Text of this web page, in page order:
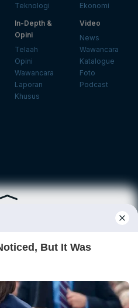
Teknologi
Ekonomi
In-Depth &
Opini
Telaah
Opini
Wawancara
Laporan
Khusus
Video
News
Wawancara
Katalogue
Foto
Podcast